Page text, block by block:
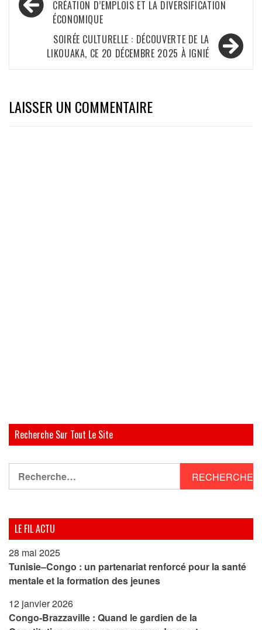
de
l’article
CRÉATION D’EMPLOIS ET LA DIVERSIFICATION
ÉCONOMIQUE
SOIRÉE CULTURELLE : DÉCOUVERTE DE LA
LIKOUAKA, CE 20 DÉCEMBRE 2025 À IGNIÉ
LAISSER UN COMMENTAIRE
Recherche Sur Tout Le Site
LE FIL ACTU
28 mai 2025
Tunisie–Congo : un partenariat renforcé pour la santé
mentale et la formation des jeunes
12 janvier 2026
Congo-Brazzaville : Quand le gardien de la